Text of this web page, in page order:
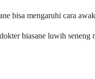
bisa mengaruhi cara
biasane luwih seneng